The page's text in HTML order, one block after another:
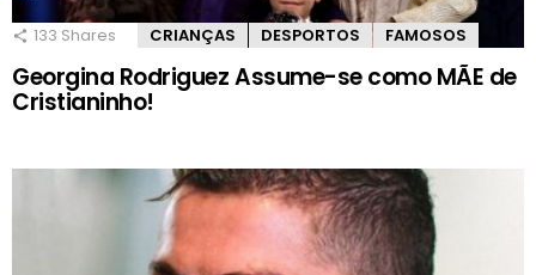
133 Shares CRIANÇAS DESPORTOS FAMOSOS
Georgina Rodriguez Assume-se como MÃE de
Cristianinho!